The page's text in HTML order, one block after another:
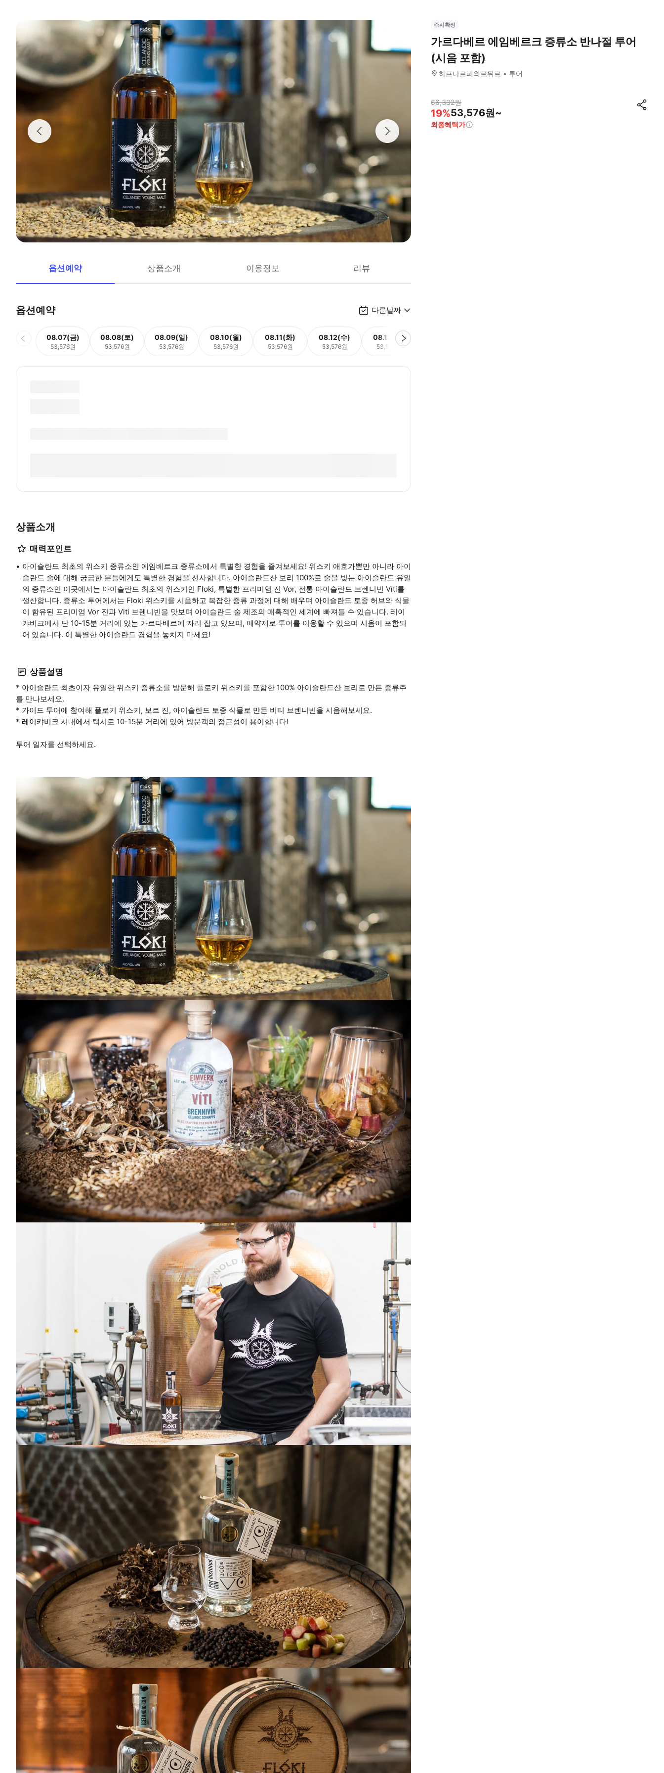
옵션예약 상품소개 이용정보 리뷰
옵션예약 다른날짜
08.07(금)
53,576원
08.08(토)
53,576원
08.09(일)
53,576원
08.10(월)
53,576원
08.11(화)
53,576원
08.12(수)
53,576원
08.13(목)
53,576원
상품소개
매력포인트
아이슬란드 최초의 위스키 증류소인 에임베르크 증류소에서 특별한 경험을 즐겨보세요! 위스키 애호가뿐만 아니라 아이
슬란드 술에 대해 궁금한 분들에게도 특별한 경험을 선사합니다. 아이슬란드산 보리 100%로 술을 빚는 아이슬란드 유일
의 증류소인 이곳에서는 아이슬란드 최초의 위스키인 Floki, 특별한 프리미엄 진 Vor, 전통 아이슬란드 브렌니빈 Víti를
생산합니다. 증류소 투어에서는 Floki 위스키를 시음하고 복잡한 증류 과정에 대해 배우며 아이슬란드 토종 허브와 식물
이 함유된 프리미엄 Vor 진과 Viti 브렌니빈을 맛보며 아이슬란드 술 제조의 매혹적인 세계에 빠져들 수 있습니다. 레이
캬비크에서 단 10-15분 거리에 있는 가르다베르에 자리 잡고 있으며, 예약제로 투어를 이용할 수 있으며 시음이 포함되
어 있습니다. 이 특별한 아이슬란드 경험을 놓치지 마세요!
상품설명
* 아이슬란드 최초이자 유일한 위스키 증류소를 방문해 플로키 위스키를 포함한 100% 아이슬란드산 보리로 만든 증류주
를 만나보세요.
* 가이드 투어에 참여해 플로키 위스키, 보르 진, 아이슬란드 토종 식물로 만든 비티 브렌니빈을 시음해보세요.
* 레이캬비크 시내에서 택시로 10-15분 거리에 있어 방문객의 접근성이 용이합니다!
투어 일자를 선택하세요.
즉시확정
가르다베르 에임베르크 증류소 반나절 투어
(시음 포함)
하프나르피외르뒤르 투어
66,332원
19%53,576원~
최종혜택가